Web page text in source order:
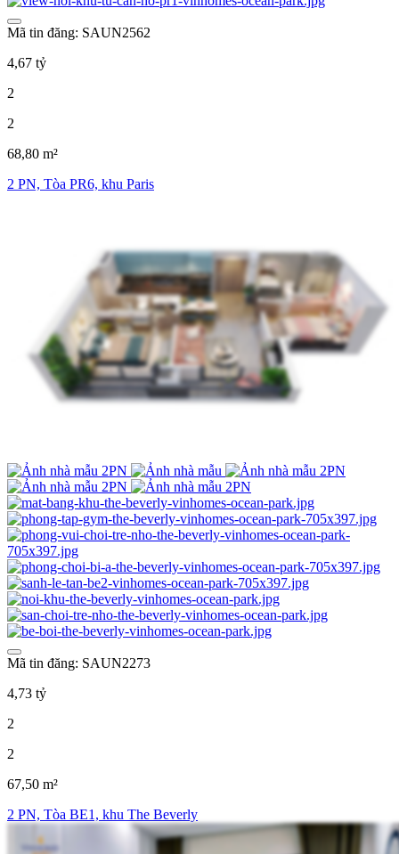
Mã tin đăng: SAUN2562
4,67 tỷ
2
2
68,80 m²
2 PN, Tòa PR6, khu Paris
Mã tin đăng: SAUN2273
4,73 tỷ
2
2
67,50 m²
2 PN, Tòa BE1, khu The Beverly